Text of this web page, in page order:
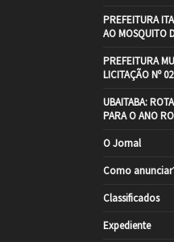
PREFEITURA
AO MOSQUITO
PREFEITURA
LICITAÇÃO Nº
UBAITABA:
PARA O ANO
O Jornal
Como
Classificados
Expediente